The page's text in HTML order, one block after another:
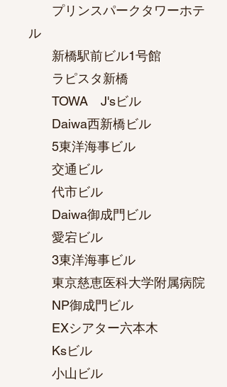
プリンスパークタワーホテ
ル
新橋駅前ビル1号館
ラピスタ新橋
TOWA J'sビル
Daiwa西新橋ビル
5東洋海事ビル
交通ビル
代市ビル
Daiwa御成門ビル
愛宕ビル
3東洋海事ビル
東京慈恵医科大学附属病院
NP御成門ビル
EXシアター六本木
Ksビル
小山ビル